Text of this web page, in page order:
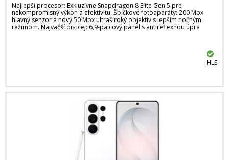
Najlepší procesor: Exkluzívne Snapdragon 8 Elite Gen 5 pre
nekompromisný výkon a efektivitu. Špičkové fotoaparáty: 200 Mpx
hlavný senzor a nový 50 Mpx ultraširoký objektív s lepším nočným
režimom. Najväčší displej: 6,9-palcový panel s antireflexnou úpra
HLS